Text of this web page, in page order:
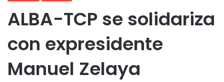
ALBA-TCP se solidariza
con expresidente
Manuel Zelaya